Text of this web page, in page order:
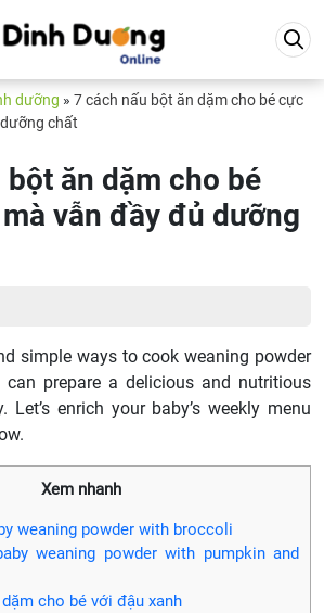
dưỡng » 7 cách nấu bột ăn dặm cho bé cực
chất
ăn dặm cho bé
vẫn đầy đủ dưỡng
simple ways to cook weaning powder
can prepare a delicious and nutritious
Let’s enrich your baby’s weekly menu
Xem nhanh
weaning powder with broccoli
weaning powder with pumpkin and
cho bé với đậu xanh